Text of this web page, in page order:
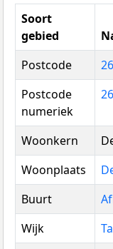
Soort
gebied
Postcode
Postcode
numeriek
Woonkern
Woonplaats
Buurt
Wijk